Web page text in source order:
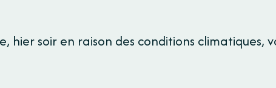
hier soir en raison des conditions climatiques,